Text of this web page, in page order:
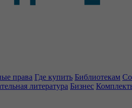
права Где купить Библиотекам
литература Бизнес